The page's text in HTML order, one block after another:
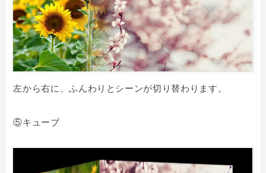
左から右に、ふんわりとシーンが切り替わります。
⑤キューブ